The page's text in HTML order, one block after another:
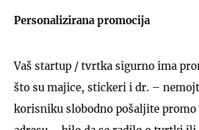
Personalizirana promocija
Vaš startup / tvrtka sigurno ima
što su majice, stickeri i dr. –
korisniku slobodno pošaljite promo